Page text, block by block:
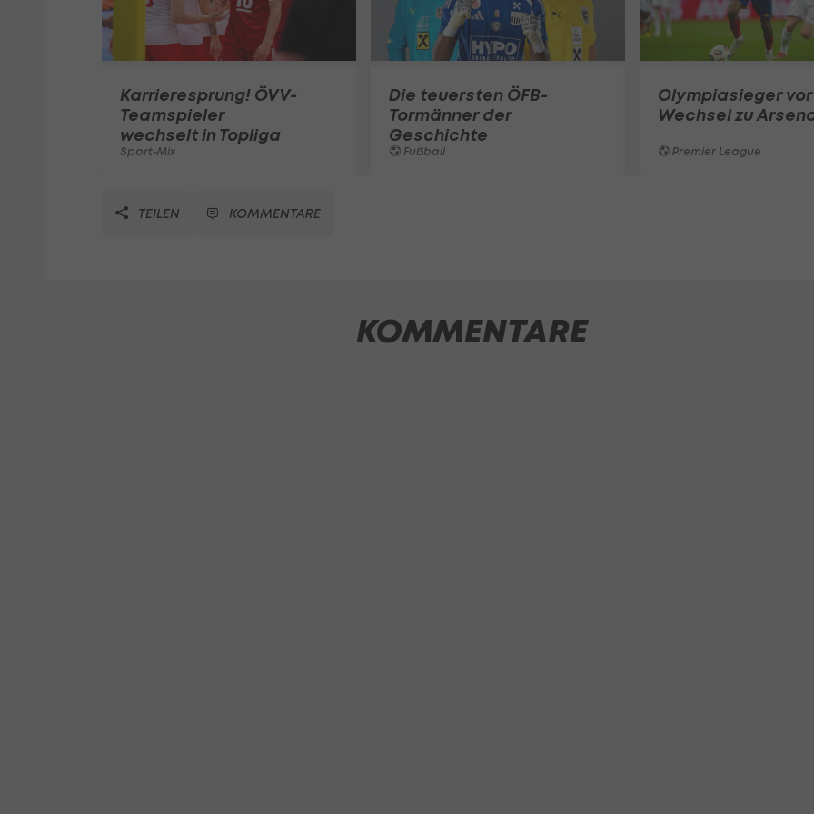
Karrieresprung! ÖVV-
Teamspieler
wechselt in Topliga
Sport-Mix
Die teuersten ÖFB-
Tormänner der
Geschichte
Fußball
Olympiasieger vor
Wechsel zu
Premier League
TEILEN KOMMENTARE
KOMMENTARE